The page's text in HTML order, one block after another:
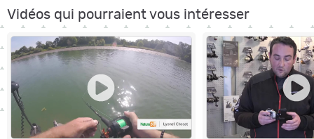
Vidéos qui pourraient vous intéresser